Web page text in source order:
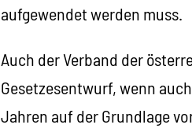
aufgewendet werden muss.
Auch der Verband der
Gesetzesentwurf, wenn
Jahren auf der Grundlage